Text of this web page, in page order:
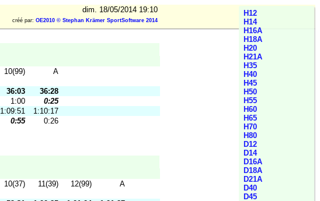
dim. 18/05/2014 19:10
créé par: OE2010 © Stephan Krämer SportSoftware 2014
10(99) A
36:03
36:28
1:00
0:25
1:09:51
1:10:17
0:55 0:26
10(37) 11(39) 12(99) A
H12
H14
H16A
H18A
H20
H21A
H35
H40
H45
H50
H55
H60
H65
H70
H80
D12
D14
D16A
D18A
D21A
D40
D45